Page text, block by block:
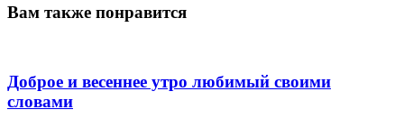
Вам также понравится
Доброе и весеннее утро любимый своими
словами